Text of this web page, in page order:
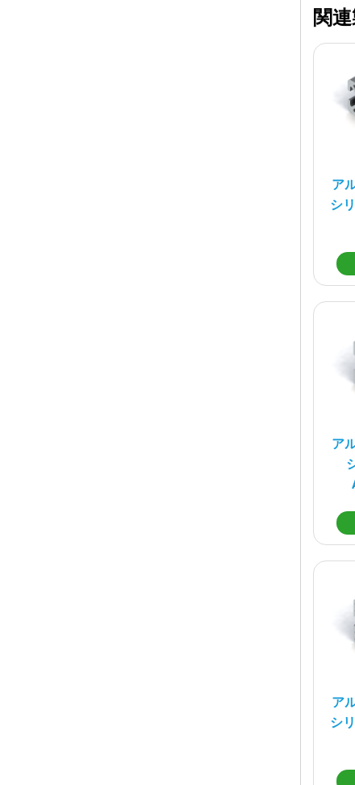
関
ア
シ
ア
ア
シ